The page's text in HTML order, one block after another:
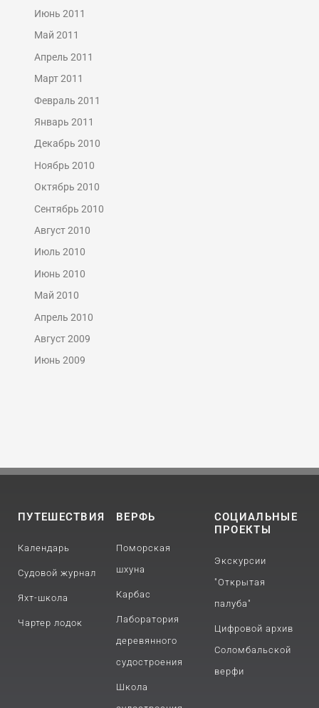
Июнь 2011
Май 2011
Апрель 2011
Март 2011
Февраль 2011
Январь 2011
Декабрь 2010
Ноябрь 2010
Октябрь 2010
Сентябрь 2010
Август 2010
Июль 2010
Июнь 2010
Май 2010
Апрель 2010
Август 2009
Июнь 2009
ПУТЕШЕСТВИЯ
Календарь
Судовой журнал
Яхт-школа
Чартер лодок
ВЕРФЬ
Поморская
шхуна
Карбас
Лаборатория
деревянного
судостроения
Школа
СОЦИАЛЬНЫЕ
ПРОЕКТЫ
Экскурсии
"Открытая
палуба"
Цифровой архив
Соломбальской
верфи